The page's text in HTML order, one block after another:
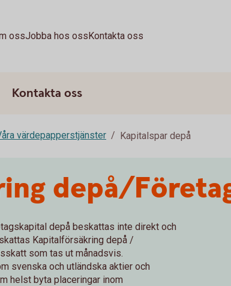
ossJobba hos ossKontakta oss
Kontakta oss
värdepapperstjänster Kapitalspar depå
depå/
depå beskattas inte direkt och
Kapitalförsäkring depå /
som tas ut månadsvis.
svenska och utländska aktier och
helst byta placeringar inom